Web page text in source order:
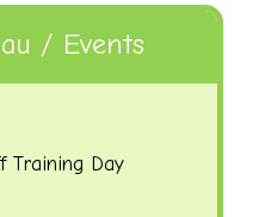
/ Events
Training Day